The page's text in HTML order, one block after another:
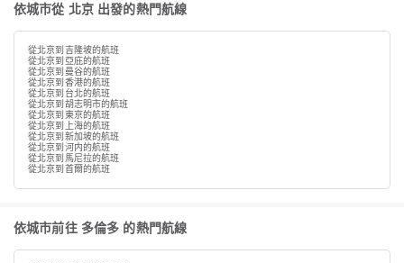
依城市從 北京 出發的熱門航線
從北京到吉隆坡的航班
從北京到亞庇的航班
從北京到曼谷的航班
從北京到香港的航班
從北京到台北的航班
從北京到胡志明市的航班
從北京到東京的航班
從北京到上海的航班
從北京到新加坡的航班
從北京到河内的航班
從北京到馬尼拉的航班
從北京到首爾的航班
依城市前往 多倫多 的熱門航線